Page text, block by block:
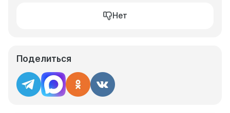
Нет
Поделиться